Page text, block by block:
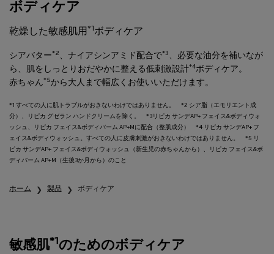
ボディケア
乾燥した敏感肌用 *1 ボディケア
シアバター*2 、ナイアシンアミド配合で*3 、必要な油分を補いなが
ら、 肌をしっとりおだやかに整える低刺激設計*4ボディケア。
赤ちゃん*5から大人まで幅広くお使いいただけます。
*1 すべての人に肌トラブルがおきないわけではありません。 *2 シア脂（エモリエント成
分）、リピカ グゼラン ハンドクリームを除く。 *3リピカ サンデAP+ フェイス&ボディウォ
ッシュ、リピカ フェイス&ボディバーム AP+Mに配合（整肌成分） *4 リピカ サンデAP+ フ
ェイス&ボディウォッシュ。すべての人に皮膚刺激がおきないわけではありません。 *5 リ
ピカ サンデAP+ フェイス&ボディウォッシュ（新生児の赤ちゃんから）、リピカ フェイス&ボ
ディバーム AP+M（生後3か月から）のこと
ホーム 製品 ボディケア
敏感肌*1 のためのボディケア